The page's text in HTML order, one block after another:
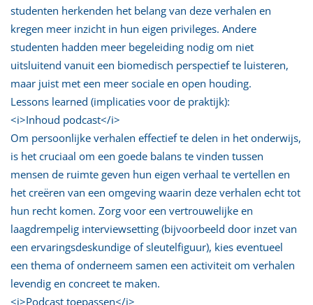
studenten herkenden het belang van deze verhalen en
kregen meer inzicht in hun eigen privileges. Andere
studenten hadden meer begeleiding nodig om niet
uitsluitend vanuit een biomedisch perspectief te luisteren,
maar juist met een meer sociale en open houding.
Lessons learned (implicaties voor de praktijk):
<i>Inhoud podcast</i>
Om persoonlijke verhalen effectief te delen in het onderwijs,
is het cruciaal om een goede balans te vinden tussen
mensen de ruimte geven hun eigen verhaal te vertellen en
het creëren van een omgeving waarin deze verhalen echt tot
hun recht komen. Zorg voor een vertrouwelijke en
laagdrempelig interviewsetting (bijvoorbeeld door inzet van
een ervaringsdeskundige of sleutelfiguur), kies eventueel
een thema of onderneem samen een activiteit om verhalen
levendig en concreet te maken.
<i>Podcast toepassen</i>